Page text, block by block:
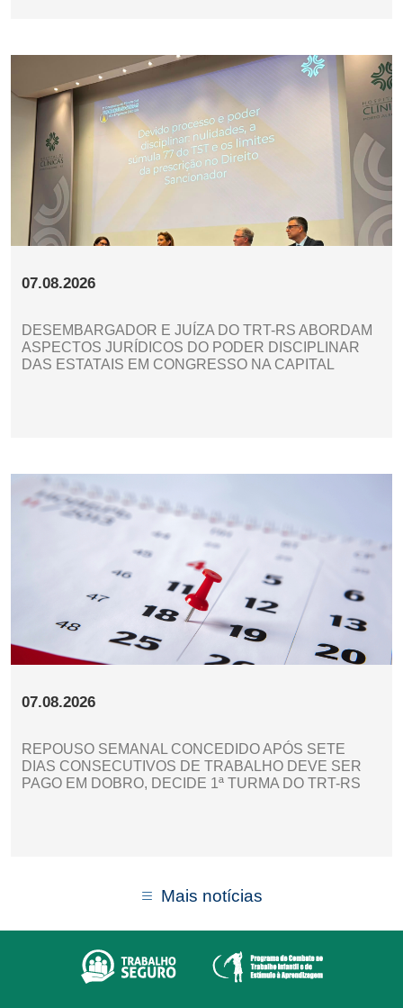
07.08.2026
DESEMBARGADOR E JUÍZA DO TRT-RS ABORDAM
ASPECTOS JURÍDICOS DO PODER DISCIPLINAR
DAS ESTATAIS EM CONGRESSO NA CAPITAL
07.08.2026
REPOUSO SEMANAL CONCEDIDO APÓS SETE
DIAS CONSECUTIVOS DE TRABALHO DEVE SER
PAGO EM DOBRO, DECIDE 1ª TURMA DO TRT-RS
Mais notícias